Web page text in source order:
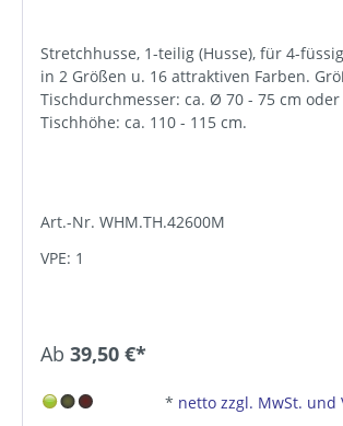
Stretchhusse, 1-teilig (Husse), für 4-
in 2 Größen u. 16 attraktiven Farben.
Tischdurchmesser: ca. Ø 70 - 75 cm
Tischhöhe: ca. 110 - 115 cm.
Art.-Nr. WHM.TH.42600M
VPE: 1
Ab 39,50 €*
* netto zzgl. MwSt. und